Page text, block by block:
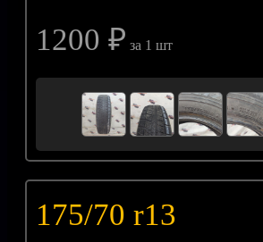
1200 ₽ за 1 шт
175/70 r13